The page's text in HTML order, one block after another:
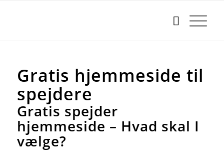
Gratis hjemmeside til
spejdere
Gratis spejder
hjemmeside – Hvad skal I
vælge?